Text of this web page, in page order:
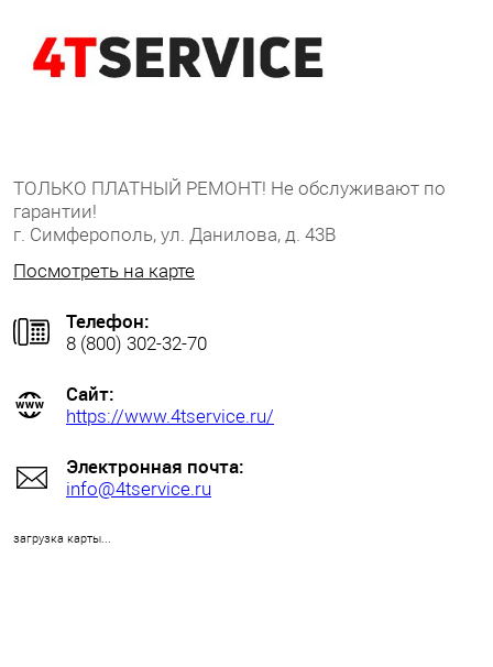
ТОЛЬКО ПЛАТНЫЙ РЕМОНТ! Не обслуживают по
гарантии!
г. Симферополь, ул. Данилова, д. 43В
Посмотреть на карте
Телефон:
8 (800) 302-32-70
Сайт:
https://www.4tservice.ru/
Электронная почта:
info@4tservice.ru
загрузка карты...